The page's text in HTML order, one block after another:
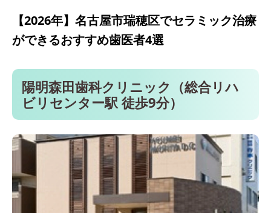
徒歩16分）
ひめみやさくら歯科矯正歯科（瑞穂運動場西
【2026年】 名古屋市瑞穂区でセラミック治療
ができるおすすめ歯医者4選
陽明森田歯科クリニック（総合リハ
ビリセンター駅 徒歩9分）